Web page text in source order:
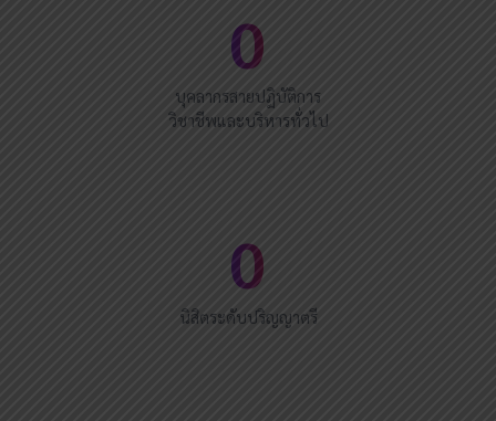
0
บุคลากรสายปฏิบัติการ
วิชาชีพและบริหารทั่วไป
0
นิสิตระดับปริญญาตรี